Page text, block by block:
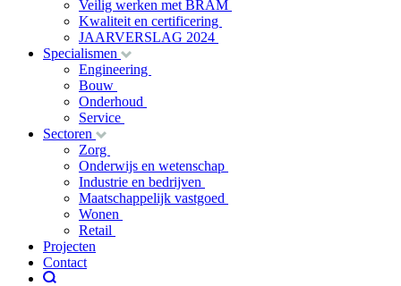
Veilig werken met BRAM
Kwaliteit en certificering
JAARVERSLAG 2024
Specialismen
Engineering
Bouw
Onderhoud
Service
Sectoren
Zorg
Onderwijs en wetenschap
Industrie en bedrijven
Maatschappelijk vastgoed
Wonen
Retail
Projecten
Contact